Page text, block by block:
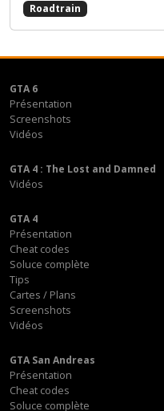
Roadtrain
GTA 6
Présentation
Screenshots
Vidéos
GTA 4 : The Lost and Damned
Vidéos
GTA 4
Présentation
Cheat codes
Soluce complète
Tips
Cartes / Plans
Screenshots
Vidéos
GTA San Andreas
Présentation
Cheat codes
Soluce complète